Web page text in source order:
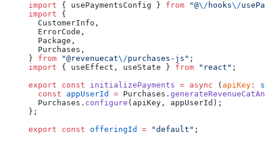
import { usePaymentsConfig } from "@\/ hooks\/
import {
  CustomerInfo,
  ErrorCode,
  Package,
  Purchases,
} from "@revenuecat\/purchases-js" ;
import { useEffect, useState } from "react" ;
export const initializePayments = async ( apiKey :
  const
appUserId = Purchases.
  Purchases.
configure (apiKey, appUserId);
};
export const offeringId = "default" ;